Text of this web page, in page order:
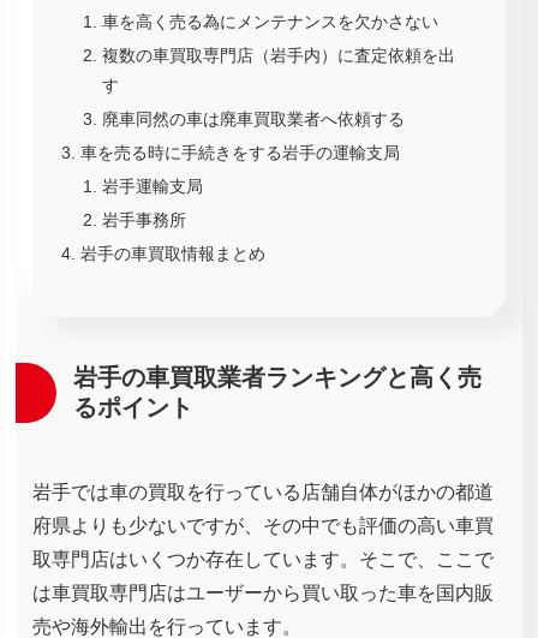
車を高く売る為にメンテナンスを欠かさない
複数の車買取専門店（岩手内）に査定依頼を出
す
廃車同然の車は廃車買取業者へ依頼する
車を売る時に手続きをする岩手の運輸支局
岩手運輸支局
岩手事務所
岩手の車買取情報まとめ
岩手の車買取業者ランキングと高く売
るポイント
岩手では車の買取を行っている店舗自体がほかの都道
府県よりも少ないですが、その中でも評価の高い車買
取専門店はいくつか存在しています。そこで、ここで
は車買取専門店はユーザーから買い取った車を国内販
売や海外輸出を行っています。